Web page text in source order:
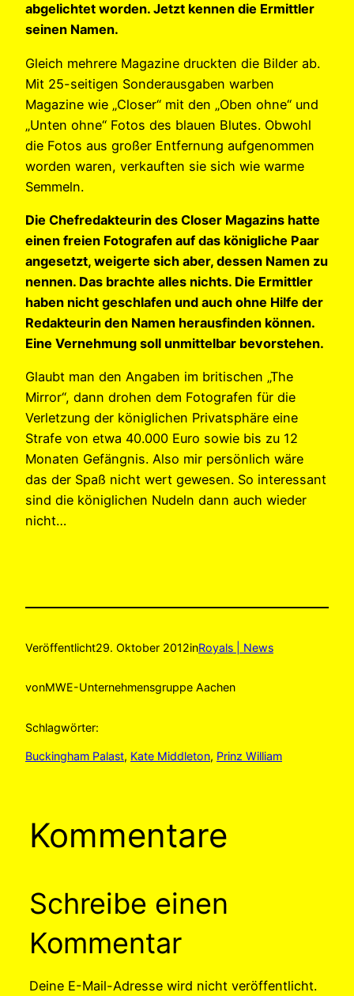
abgelichtet worden. Jetzt kennen die Ermittler
seinen Namen.
Gleich mehrere Magazine druckten die Bilder ab.
Mit 25-seitigen Sonderausgaben warben
Magazine wie „Closer“ mit den „Oben ohne“ und
„Unten ohne“ Fotos des blauen Blutes. Obwohl
die Fotos aus großer Entfernung aufgenommen
worden waren, verkauften sie sich wie warme
Semmeln.
Die Chefredakteurin des Closer Magazins hatte
einen freien Fotografen auf das königliche Paar
angesetzt, weigerte sich aber, dessen Namen zu
nennen. Das brachte alles nichts. Die Ermittler
haben nicht geschlafen und auch ohne Hilfe der
Redakteurin den Namen herausfinden können.
Eine Vernehmung soll unmittelbar bevorstehen.
Glaubt man den Angaben im britischen „The
Mirror“, dann drohen dem Fotografen für die
Verletzung der königlichen Privatsphäre eine
Strafe von etwa 40.000 Euro sowie bis zu 12
Monaten Gefängnis. Also mir persönlich wäre
das der Spaß nicht wert gewesen. So interessant
sind die königlichen Nudeln dann auch wieder
nicht…
Veröffentlicht29. Oktober 2012inRoyals | News
vonMWE-Unternehmensgruppe Aachen
Schlagwörter:
Buckingham Palast, Kate Middleton, Prinz William
Kommentare
Schreibe einen
Kommentar
Deine E-Mail-Adresse wird nicht veröffentlicht.